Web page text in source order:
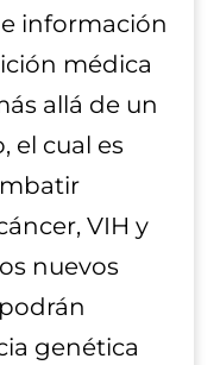
información
médica
allá de un
el cual es
VIH y
nuevos
genética